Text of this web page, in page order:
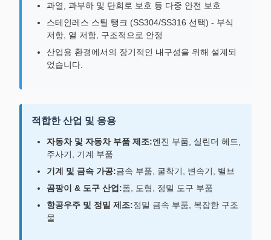
과열, 과부하 및 단회로 보호 등 다중 안전 보호
스테인레스 스틸 탱크 (SS304/SS316 선택) - 부식
저항, 열 저항, 구조적으로 안정
산업용 환경에서의 장기적인 내구성을 위해 설계되
었습니다.
적합한 산업 및 응용
자동차 및 자동차 부품 제조:엔진 부품, 실린더 헤드,
주사기, 기계 부품
기계 및 금속 가공:금속 부품, 굴착기, 변속기, 밸브
곰팡이 & 도구 산업:폼, 도형, 정밀 도구 부품
항공우주 및 정밀 제조:정밀 금속 부품, 복잡한 구조
물